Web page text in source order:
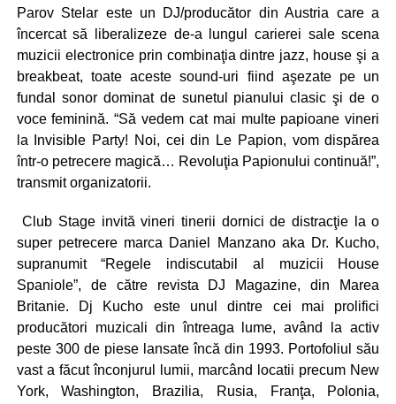
Parov Stelar este un DJ/producător din Austria care a
încercat să liberalizeze de-a lungul carierei sale scena
muzicii electronice prin combinaţia dintre jazz, house şi a
breakbeat, toate aceste sound-uri fiind aşezate pe un
fundal sonor dominat de sunetul pianului clasic şi de o
voce feminină. “Să vedem cat mai multe papioane vineri
la Invisible Party! Noi, cei din Le Papion, vom dispărea
într-o petrecere magică… Revoluţia Papionului continuă!”,
transmit organizatorii.
Club Stage invită vineri tinerii dornici de distracţie la o
super petrecere marca Daniel Manzano aka Dr. Kucho,
supranumit “Regele indiscutabil al muzicii House
Spaniole”, de către revista DJ Magazine, din Marea
Britanie. Dj Kucho este unul dintre cei mai prolifici
producători muzicali din întreaga lume, având la activ
peste 300 de piese lansate încă din 1993. Portofoliul său
vast a făcut înconjurul lumii, marcând locatii precum New
York, Washington, Brazilia, Rusia, Franţa, Polonia,